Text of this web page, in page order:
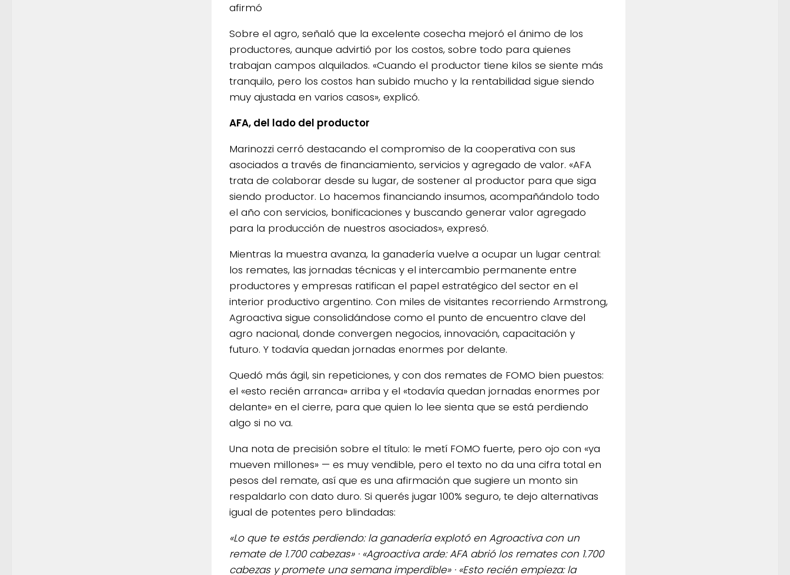
afirmó
Sobre el agro, señaló que la excelente cosecha mejoró el ánimo de los
productores, aunque advirtió por los costos, sobre todo para quienes
trabajan campos alquilados. «Cuando el productor tiene kilos se siente más
tranquilo, pero los costos han subido mucho y la rentabilidad sigue siendo
muy ajustada en varios casos», explicó.
AFA, del lado del productor
Marinozzi cerró destacando el compromiso de la cooperativa con sus
asociados a través de financiamiento, servicios y agregado de valor. «AFA
trata de colaborar desde su lugar, de sostener al productor para que siga
siendo productor. Lo hacemos financiando insumos, acompañándolo todo
el año con servicios, bonificaciones y buscando generar valor agregado
para la producción de nuestros asociados», expresó.
Mientras la muestra avanza, la ganadería vuelve a ocupar un lugar central:
los remates, las jornadas técnicas y el intercambio permanente entre
productores y empresas ratifican el papel estratégico del sector en el
interior productivo argentino. Con miles de visitantes recorriendo Armstrong,
Agroactiva sigue consolidándose como el punto de encuentro clave del
agro nacional, donde convergen negocios, innovación, capacitación y
futuro. Y todavía quedan jornadas enormes por delante.
Quedó más ágil, sin repeticiones, y con dos remates de FOMO bien puestos:
el «esto recién arranca» arriba y el «todavía quedan jornadas enormes por
delante» en el cierre, para que quien lo lee sienta que se está perdiendo
algo si no va.
Una nota de precisión sobre el título: le metí FOMO fuerte, pero ojo con «ya
mueven millones» — es muy vendible, pero el texto no da una cifra total en
pesos del remate, así que es una afirmación que sugiere un monto sin
respaldarlo con dato duro. Si querés jugar 100% seguro, te dejo alternativas
igual de potentes pero blindadas:
«Lo que te estás perdiendo: la ganadería explotó en Agroactiva con un
remate de 1.700 cabezas» · «Agroactiva arde: AFA abrió los remates con 1.700
cabezas y promete una semana imperdible» · «Esto recién empieza: la